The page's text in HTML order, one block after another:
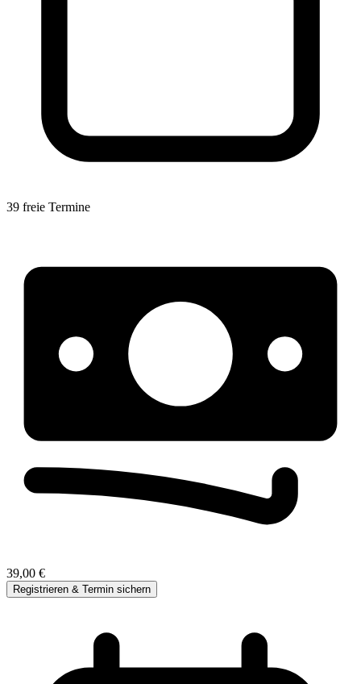
39 freie Termine
39,00 €
Registrieren & Termin sichern